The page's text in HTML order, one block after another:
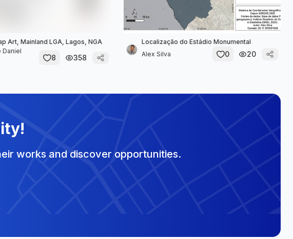
Art, Mainland LGA, Lagos, NGA
Daniel
8 358
Localização do Estádio Monumental
Alex Silva
0 20
works and discover opportunities.